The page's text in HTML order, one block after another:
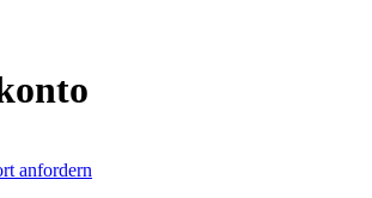
anfordern